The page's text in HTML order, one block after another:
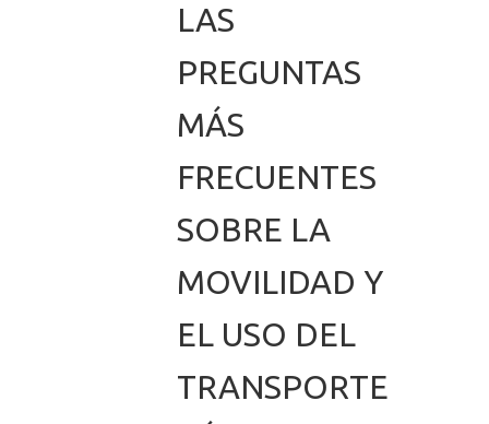
LAS
PREGUNTAS
MÁS
FRECUENTES
SOBRE LA
MOVILIDAD Y
EL USO DEL
TRANSPORTE